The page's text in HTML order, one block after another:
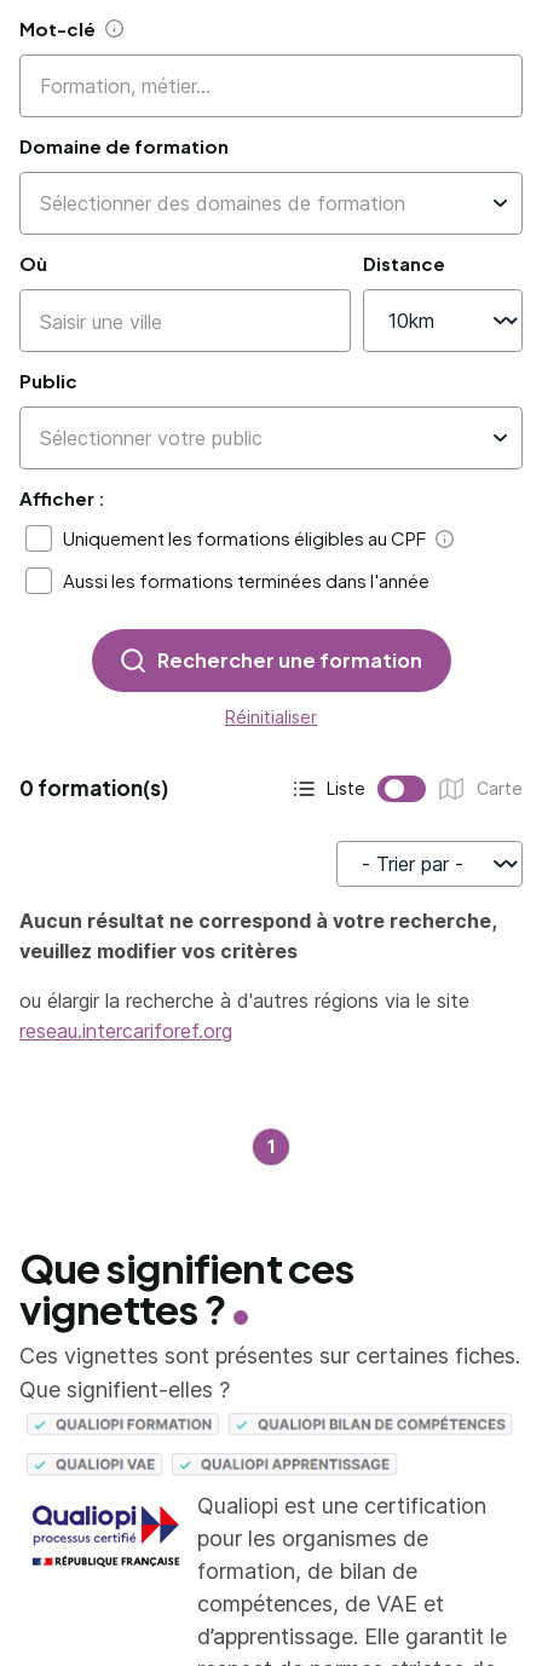
Mot-clé Aide
Domaine de formation
Où Distance
Public
Afficher :
Uniquement les formations éligibles au CPF
Aide
Aussi les formations terminées dans l'année
Rechercher une formation
Réinitialiser
0 formation(s)
Affichage actif :
Liste
Affichage :
Carte
Trier par
Aucun résultat ne correspond à votre recherche,
veuillez modifier vos critères
ou élargir la recherche à d'autres régions via le site
reseau.intercariforef.org
1
Que signifient ces
vignettes ?
Ces vignettes sont présentes sur certaines fiches.
Que signifient-elles ?
Qualiopi est une certification
pour les organismes de
formation, de bilan de
compétences, de VAE et
d’apprentissage. Elle garantit le